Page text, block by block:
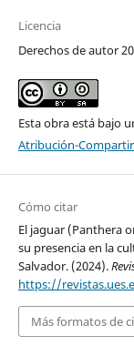
Licencia
Derechos de autor
Esta obra está bajo
Atribución-
Cómo citar
El jaguar (Panthera
su presencia en la
Salvador. (2024).
https://
Más formatos de